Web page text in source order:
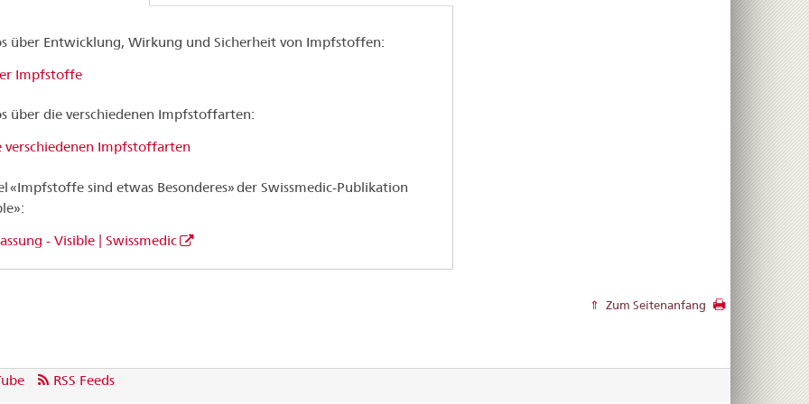
über Entwicklung, Wirkung und Sicherheit von Impfstoffen:
Impfstoffe
über die verschiedenen Impfstoffarten:
verschiedenen Impfstoffarten
«Impfstoffe sind etwas Besonderes» der Swissmedic-Publikation
- Visible | Swissmedic
Zum Seitenanfang
RSS Feeds